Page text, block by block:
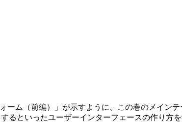
ーム（前編）」が示すように、この巻のメイン
るといったユーザーインターフェースの作り方を